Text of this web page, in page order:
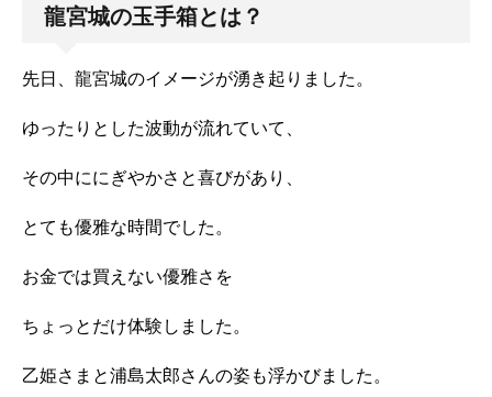
龍宮城の玉手箱とは？
先日、龍宮城のイメージが湧き起りました。
ゆったりとした波動が流れていて、
その中ににぎやかさと喜びがあり、
とても優雅な時間でした。
お金では買えない優雅さを
ちょっとだけ体験しました。
乙姫さまと浦島太郎さんの姿も浮かびました。